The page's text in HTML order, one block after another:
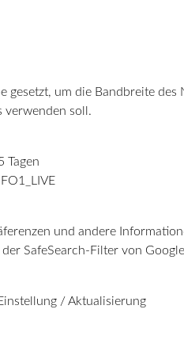
gesetzt, um die Bandbreite
verwenden soll.
Tagen
und andere
SafeSearch-Filter von
/ Aktualisierung